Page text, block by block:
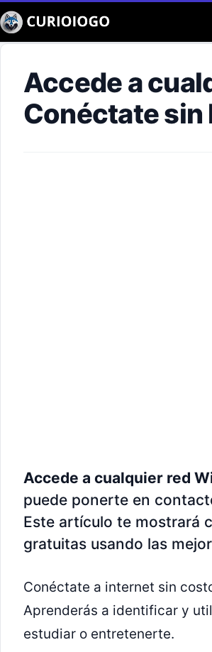
Accede a
Conéctate sin
Accede a cualquier red
puede ponerte en
Este artículo te mostrará
gratuitas usando las
Conéctate a internet sin
Aprenderás a identificar y
estudiar o entretenerte.